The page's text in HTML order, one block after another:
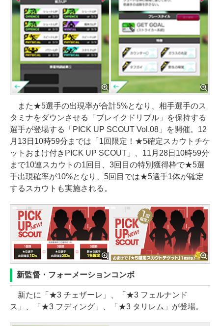
また★5選手の出現率が合計5%となり、相手選手のス
タミナをダウンさせる「ブレイクドリブル」を保持する
選手が登場する「PICK UP SCOUT Vol.08」を開催。12
月13日10時59分までは「1回限定！★5確定スカウトチケ
ットおまけ付きPICK UP SCOUT」、11月28日10時59分
まで10連スカウトの1回目、3回目の特別獲得枠で★5選
手出現確率が10%となり、5回目では★5選手1体が確定
するスカウトも実施される。
新監督・フォーメーションコンボ
新たに「★3 チェザーレ」、「★3 フェルナンド
ス」、「★3 フディング」、「★3 タリレム」が登場。